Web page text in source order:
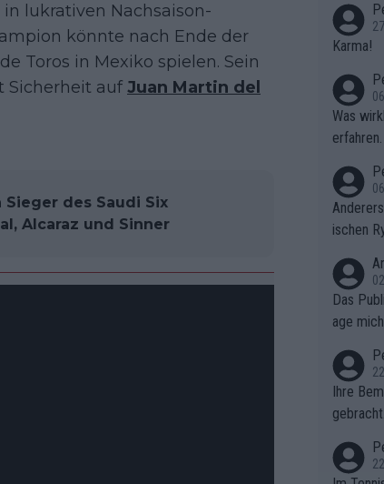
lukrativen Nachsaison-
könnte nach Ende der
Toros in Mexiko spielen. Sein
Sicherheit auf Juan Martin del
des Saudi Six
Alcaraz und Sinner
Karma!
Was
ischen
Das
age
ben.
Ihre